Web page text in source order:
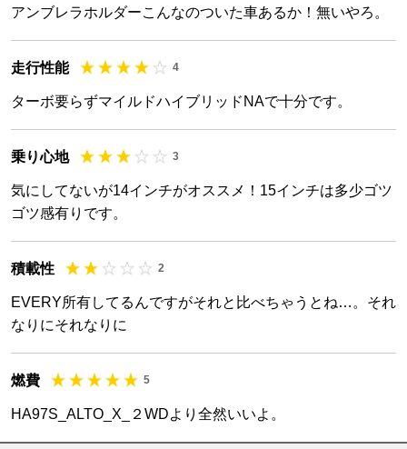
アンブレラホルダーこんなのついた車あるか！無いやろ。
走行性能 4
ターボ要らずマイルドハイブリッドNAで十分です。
乗り心地 3
気にしてないが14インチがオススメ！15インチは多少ゴツ
ゴツ感有りです。
積載性 2
EVERY所有してるんですがそれと比べちゃうとね…。それ
なりにそれなりに
燃費 5
HA97S_ALTO_X_２WDより全然いいよ。